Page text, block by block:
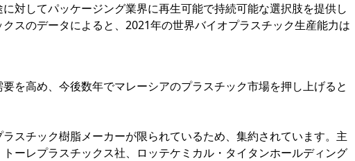
対してパッケージング業界に再生可能で持続可能な選択肢を提供し
スのデータによると、2021年の世界バイオプラスチック生産能力は
を高め、今後数年でマレーシアのプラスチック市場を押し上げると
スチック樹脂メーカーが限られているため、集約されています。主
ーレプラスチックス社、ロッテケミカル・タイタンホールディング